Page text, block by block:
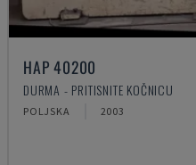
HAP 40200
DURMA - PRITISNITE KOČNICU
POLJSKA 2003